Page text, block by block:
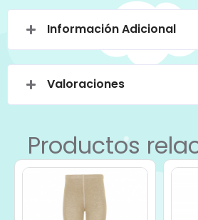
Información Adicional
Valoraciones
Productos